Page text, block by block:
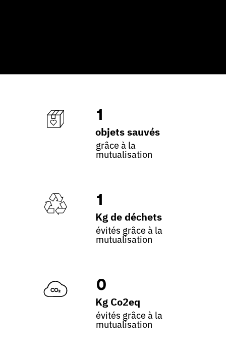
1
objets sauvés
grâce à la
mutualisation
1
Kg de déchets
évités grâce à la
mutualisation
0
Kg Co2eq
évités grâce à la
mutualisation